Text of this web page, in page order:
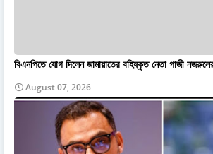
বিএনপিতে যোগ দিলেন জামায়াতের বহিষ্কৃত নেতা গাজী
August 07, 2026